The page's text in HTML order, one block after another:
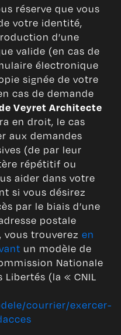
réserve que vous
votre identité,
d’une
valide (en cas de
électronique
signée de votre
cas de demande
Veyret Architecte
en droit, le cas
aux demandes
(de par leur
répétitif ou
aider dans votre
si vous désirez
par le biais d’une
postale
vous trouverez en
un modèle de
Nationale
Libertés (la « CNIL
courrier/exercer-